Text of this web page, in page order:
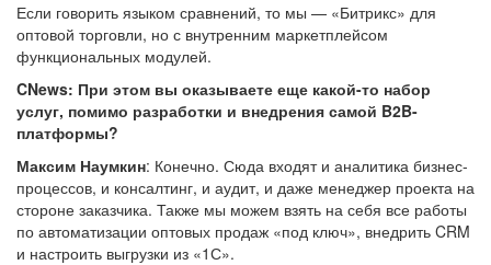
Если говорить языком сравнений, то мы — «Битрикс» для
оптовой торговли, но с внутренним маркетплейсом
функциональных модулей.
CNews: При этом вы оказываете еще какой-то набор
услуг, помимо разработки и внедрения самой B2B-
платформы?
Максим Наумкин: Конечно. Сюда входят и аналитика бизнес-
процессов, и консалтинг, и аудит, и даже менеджер проекта на
стороне заказчика. Также мы можем взять на себя все работы
по автоматизации оптовых продаж «под ключ», внедрить CRM
и настроить выгрузки из «1С».